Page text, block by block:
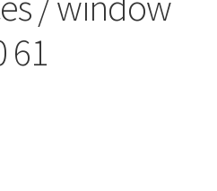
61